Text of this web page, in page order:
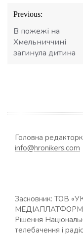
Навігація
записів
Previous:
В пожежі на
Хмельниччині
загинула дитина
Головна
info@hronikers.com
Засновник: ТОВ
Рішення
телебачення і